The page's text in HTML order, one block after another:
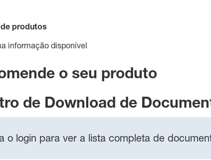
produtos
informação disponível
o seu produto
de Download de
o login para ver a lista completa de